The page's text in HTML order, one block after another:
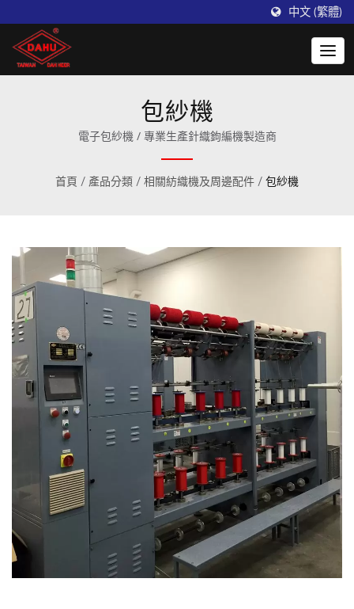
中文 (繁體)
包紗機
電子包紗機 / 專業生產針織鉤編機製造商
首頁 / 產品分類 / 相關紡織機及周邊配件 / 包紗機